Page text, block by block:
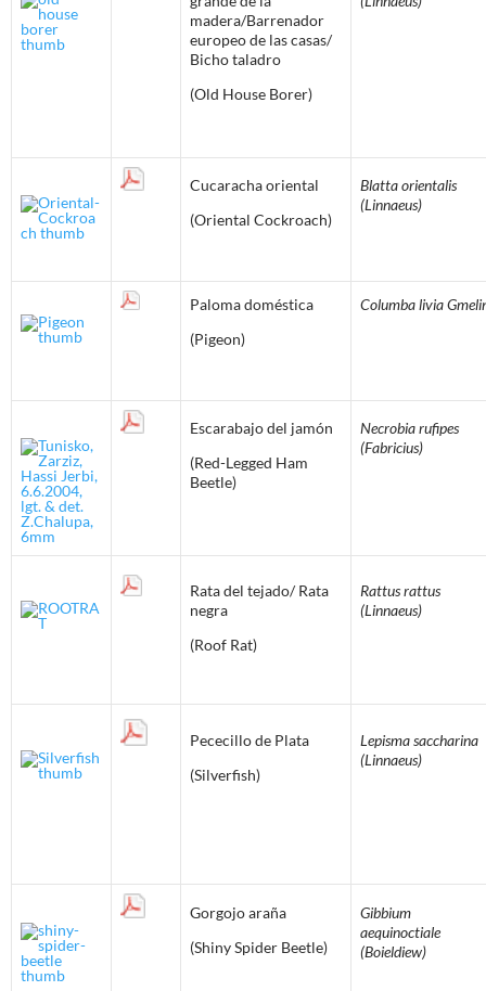
madera/Barrenador
europeo de las casas/
Bicho taladro
(Old House Borer)
Cucaracha oriental
(Oriental Cockroach)
Blatta orientalis
(Linnaeus)
Paloma doméstica
(Pigeon)
Columba livia
Escarabajo del jamón
(Red-Legged Ham
Beetle)
Necrobia rufipes
(Fabricius)
Rata del tejado/ Rata
negra
(Roof Rat)
Rattus rattus
(Linnaeus)
Pececillo de Plata
(Silverfish)
Lepisma saccharina
(Linnaeus)
Gorgojo araña
(Shiny Spider Beetle)
Gibbium
aequinoctiale
(Boieldiew)